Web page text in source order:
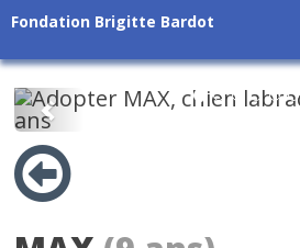
Fondation Brigitte Bardot
Précédent